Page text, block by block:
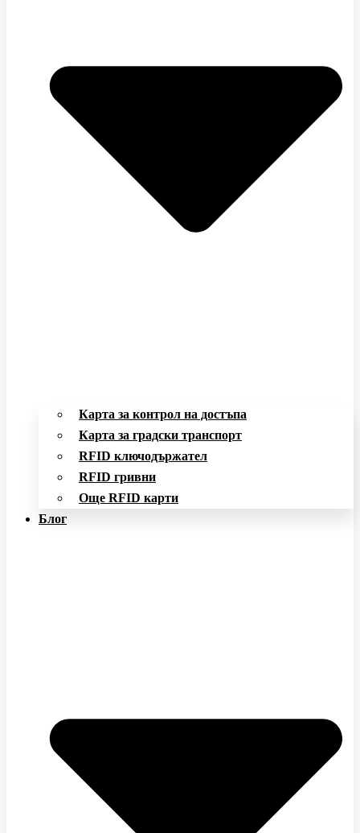
Карта за контрол на достъпа
Карта за градски транспорт
RFID ключодържател
RFID гривни
Още RFID карти
Блог